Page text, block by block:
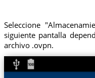
Seleccione
siguiente pantalla
archivo .ovpn.